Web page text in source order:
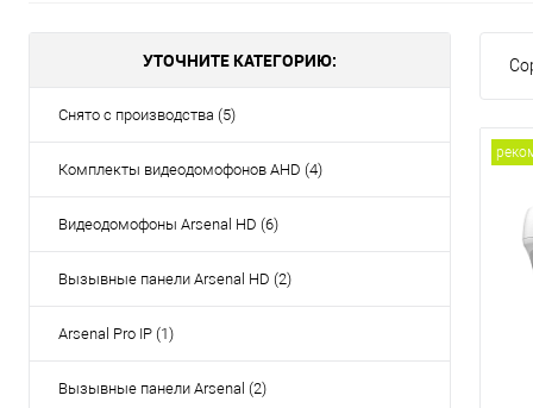
УТОЧНИТЕ КАТЕГОРИЮ:
Снято с производства (5)
Комплекты видеодомофонов AHD (4)
Видеодомофоны Arsenal HD (6)
Вызывные панели Arsenal HD (2)
Arsenal Pro IP (1)
Вызывные панели Arsenal (2)